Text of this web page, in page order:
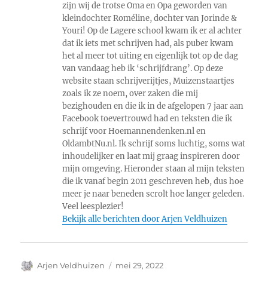
zijn wij de trotse Oma en Opa geworden van
kleindochter Roméline, dochter van Jorinde &
Youri! Op de Lagere school kwam ik er al achter
dat ik iets met schrijven had, als puber kwam
het al meer tot uiting en eigenlijk tot op de dag
van vandaag heb ik ‘schrijfdrang’. Op deze
website staan schrijverijtjes, Muizenstaartjes
zoals ik ze noem, over zaken die mij
bezighouden en die ik in de afgelopen 7 jaar aan
Facebook toevertrouwd had en teksten die ik
schrijf voor Hoemannendenken.nl en
OldambtNu.nl. Ik schrijf soms luchtig, soms wat
inhoudelijker en laat mij graag inspireren door
mijn omgeving. Hieronder staan al mijn teksten
die ik vanaf begin 2011 geschreven heb, dus hoe
meer je naar beneden scrolt hoe langer geleden.
Veel leesplezier!
Bekijk alle berichten door Arjen Veldhuizen
Auteur
Arjen Veldhuizen
Geplaatst
mei 29, 2022